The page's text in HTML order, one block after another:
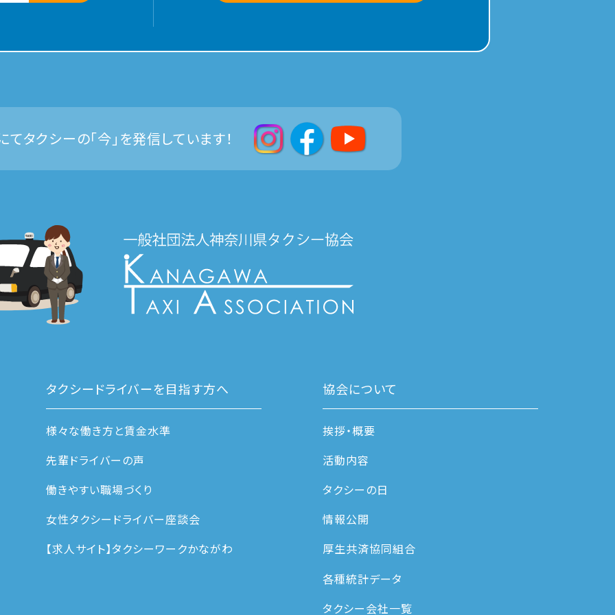
タクシーの「今」を発信しています！
タクシードライバーを目指す方へ
様々な働き方と賃金水準
先輩ドライバーの声
働きやすい職場づくり
女性タクシードライバー座談会
【求人サイト】タクシーワークかながわ
協会について
挨拶・概要
活動内容
タクシーの日
情報公開
厚生共済協同組合
各種統計データ
タクシー会社一覧